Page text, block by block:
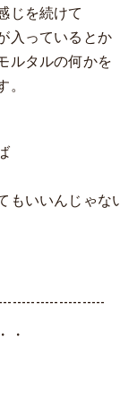
じを続けて
入っているとか
ルタルの何かを
もいいんじゃな
・